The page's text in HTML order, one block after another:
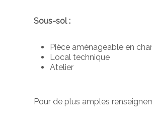
Sous-sol :
Pièce aménageable en
Local technique
Atelier
Pour de plus amples